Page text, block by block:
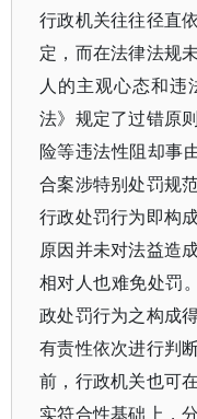
行政机关往往径直
定，而在法律法规
人的主观心态和违
法》规定了过错原
险等违法性阻却事
合案涉特别处罚规
行政处罚行为即构
原因并未对法益造
相对人也难免处罚
政处罚行为之构成
有责性依次进行判
前，行政机关也可
实符合性基础上，